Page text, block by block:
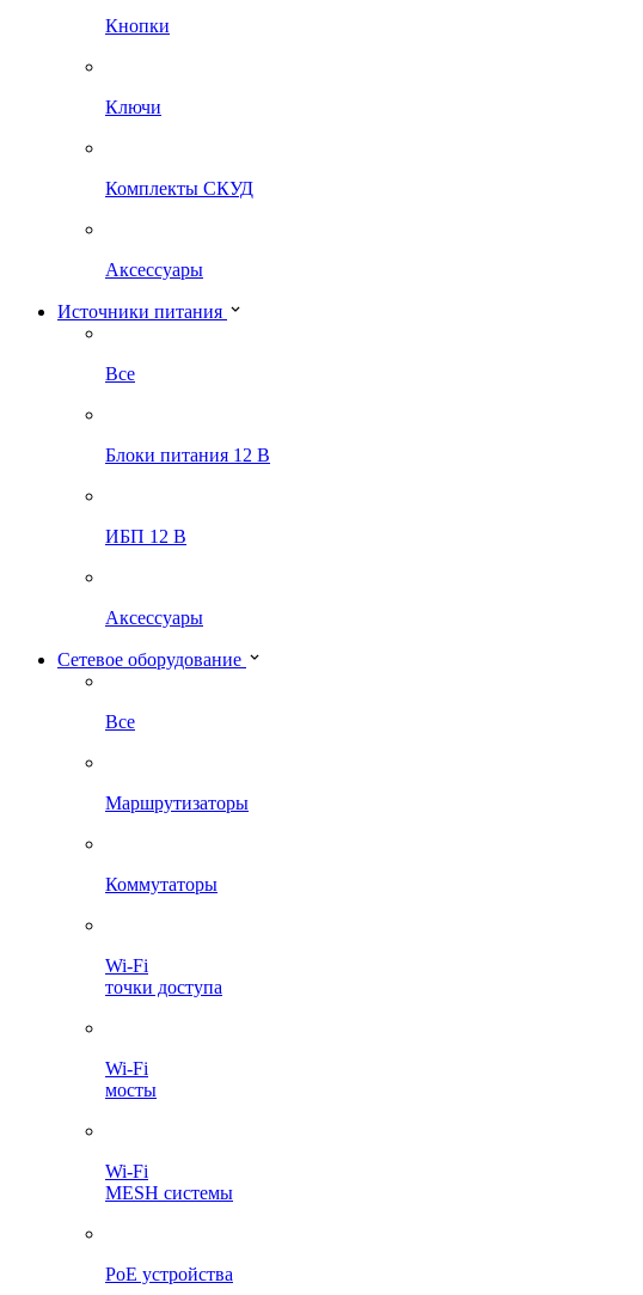
Кнопки
Ключи
Комплекты СКУД
Аксессуары
Источники питания
Все
Блоки питания 12 В
ИБП 12 В
Аксессуары
Сетевое оборудование
Все
Маршрутизаторы
Коммутаторы
Wi-Fi
точки доступа
Wi-Fi
мосты
Wi-Fi
MESH системы
PoE устройства